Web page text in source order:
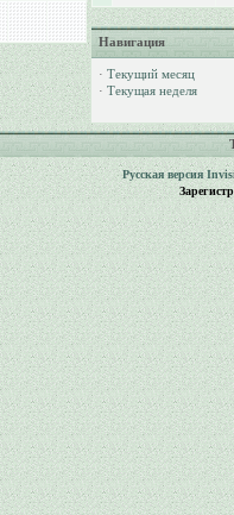
Навигация
· Текущий месяц
· Текущая неделя
Русская версия